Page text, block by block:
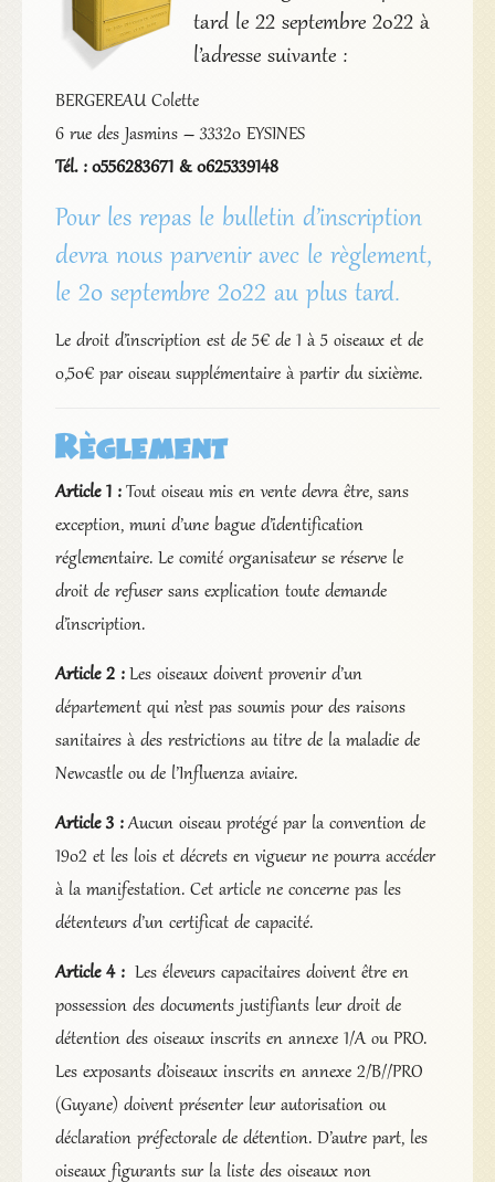
tard le 22 septembre 2022 à
l’adresse suivante :
BERGEREAU Colette
6 rue des Jasmins – 33320 EYSINES
Tél. : 0556283671 & 0625339148
Pour les repas le bulletin d’inscription
devra nous parvenir avec le règlement,
le 20 septembre 2022 au plus tard.
Le droit d’inscription est de 5€ de 1 à 5 oiseaux et de
0,50€ par oiseau supplémentaire à partir du sixième.
Règlement
Article 1 : Tout oiseau mis en vente devra être, sans
exception, muni d’une bague d’identification
réglementaire. Le comité organisateur se réserve le
droit de refuser sans explication toute demande
d’inscription.
Article 2 : Les oiseaux doivent provenir d’un
département qui n’est pas soumis pour des raisons
sanitaires à des restrictions au titre de la maladie de
Newcastle ou de l’Influenza aviaire.
Article 3 :Aucun oiseau protégé par la convention de
1902 et les lois et décrets en vigueur ne pourra accéder
à la manifestation. Cet article ne concerne pas les
détenteurs d’un certificat de capacité.
Article 4 : Les éleveurs capacitaires doivent être en
possession des documents justifiants leur droit de
détention des oiseaux inscrits en annexe 1/A ou PRO.
Les exposants d’oiseaux inscrits en annexe 2/B//PRO
(Guyane) doivent présenter leur autorisation ou
déclaration préfectorale de détention. D’autre part, les
oiseaux figurants sur la liste des oiseaux non